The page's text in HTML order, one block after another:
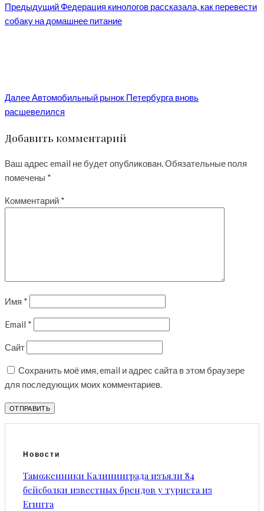
ПредыдущийФедерация кинологов рассказала, как перевести
собаку на домашнее питание
ДалееАвтомобильный рынок Петербурга вновь
расшевелился
Добавить комментарий
Ваш адрес email не будет опубликован.Обязательные поля
помечены *
Комментарий *
Имя *
Email *
Сайт
Сохранить моё имя, email и адрес сайта в этом браузере
для последующих моих комментариев.
Новости
Таможенники Калининграда изъяли 84
бейсболки известных брендов у туриста из
Египта